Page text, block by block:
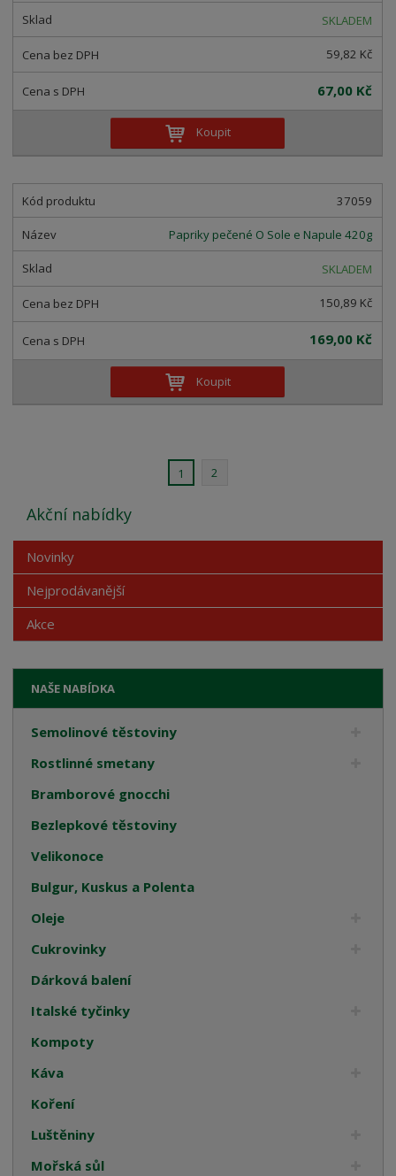
SKLADEM
59,82 Kč
67,00 Kč
Koupit
37059
Papriky pečené O Sole e Napule 420g
SKLADEM
150,89 Kč
169,00 Kč
Koupit
1 2
NAŠE NABÍDKA
Semolinové těstoviny
Rostlinné smetany
Bramborové gnocchi
Bezlepkové těstoviny
Velikonoce
Bulgur, Kuskus a Polenta
Oleje
Cukrovinky
Dárková balení
Italské tyčinky
Kompoty
Káva
Koření
Luštěniny
Mořská sůl
Akční nabídky
Novinky
Nejprodávanější
Akce